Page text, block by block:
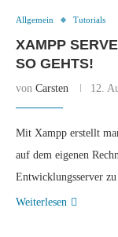
Allgemein Tutorials
XAMPP
SO GEHTS!
von Carsten 12.
Mit Xampp erstellt
auf dem eigenen
Entwicklungsserver
Weiterlesen